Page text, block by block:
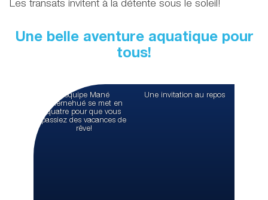
Les transats invitent à la détente sous le soleil!
Une belle aventure aquatique pour
tous!
L’équipe Mané
Guernehué se met en
quatre pour que vous
passiez des vacances de
rêve!
Une invitation au repos